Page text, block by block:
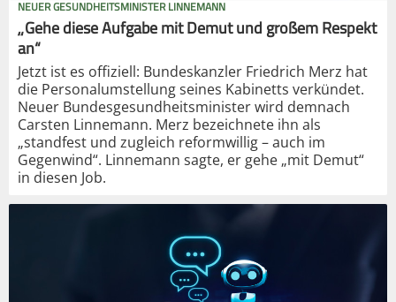
NEUER GESUNDHEITSMINISTER LINNEMANN
„Gehe diese Aufgabe mit Demut und großem Respekt
an“
Jetzt ist es offiziell: Bundeskanzler Friedrich Merz hat
die Personalumstellung seines Kabinetts verkündet.
Neuer Bundesgesundheitsminister wird demnach
Carsten Linnemann. Merz bezeichnete ihn als
„standfest und zugleich reformwillig – auch im
Gegenwind“. Linnemann sagte, er gehe „mit Demut“
in diesen Job.